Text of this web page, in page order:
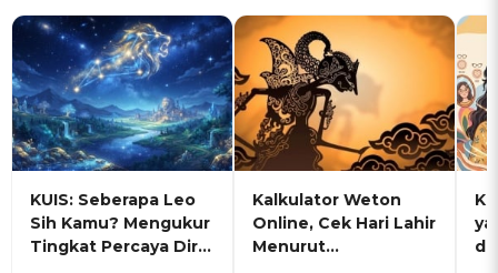
KUIS: Seberapa Leo
Sih Kamu? Mengukur
Tingkat Percaya Diri
Kalkulator Weton
Online, Cek Hari Lahir
Menurut